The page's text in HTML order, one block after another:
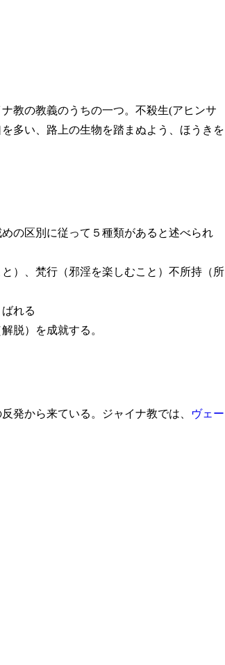
教の教義のうちの一つ。不殺生(アヒンサ
多い、路上の生物を踏まぬよう、ほうきを
の区別に従って５種類があると述べられ
）、梵行（邪淫を楽しむこと）不所持（所
れる
脱）を成就する。
発から来ている。ジャイナ教では、
ヴェー